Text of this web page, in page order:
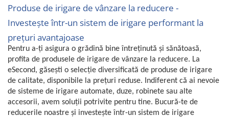
Genti si accesorii barbati
Genti si accesorii femei
Imbracaminte barbati
Imbracaminte femei
Imbracaminte si Incaltaminte copii
Incaltaminte barbati
Incaltaminte femei
Ochelari de soare
Ochelari de vedere
Produse de irigare de vânzare la reducere -
Investește într-un sistem de irigare performant la
prețuri avantajoase
Pentru a-ți asigura o grădină bine întreținută și sănătoasă,
profita de produsele de irigare de vânzare la reducere. La
eSecond, găsești o selecție diversificată de produse de irigare
de calitate, disponibile la prețuri reduse. Indiferent că ai nevoie
de sisteme de irigare automate, duze, robinete sau alte
accesorii, avem soluții potrivite pentru tine. Bucură-te de
reducerile noastre și investește într-un sistem de irigare